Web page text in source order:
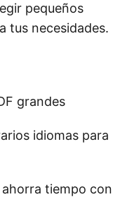
pequeños
tus necesidades.
grandes
idiomas para
tiempo con